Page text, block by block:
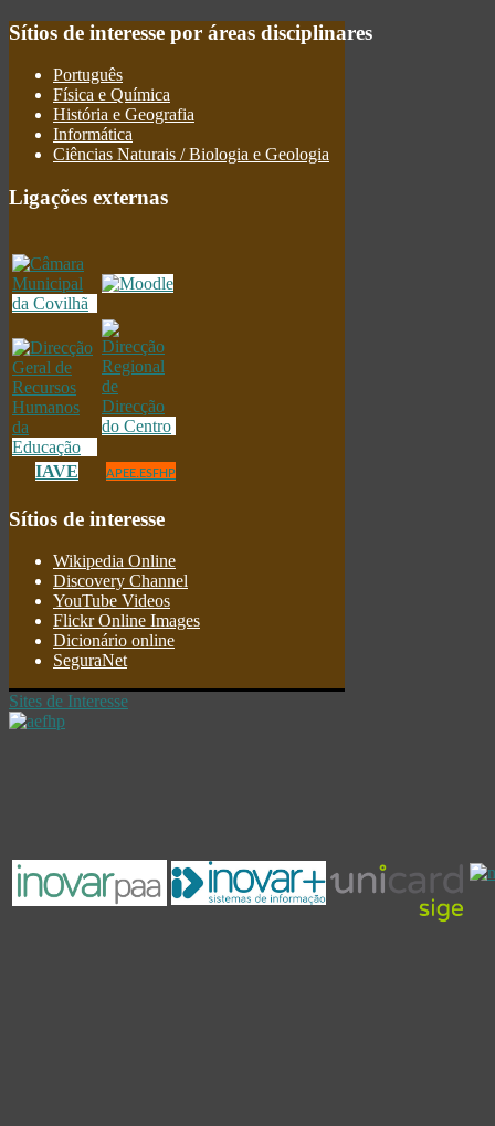
Sítios de interesse por áreas disciplinares
Português
Física e Química
História e Geografia
Informática
Ciências Naturais / Biologia e Geologia
Ligações externas
IAVE APEE.ESFHP
Sítios de interesse
Wikipedia Online
Discovery Channel
YouTube Videos
Flickr Online Images
Dicionário online
SeguraNet
Sites de Interesse